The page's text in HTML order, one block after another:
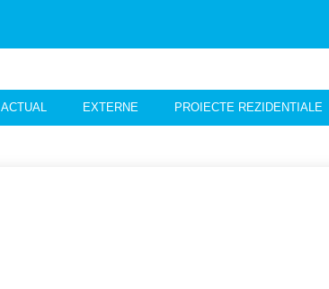
ACTUAL EXTERNE PROIECTE REZIDENTIALE